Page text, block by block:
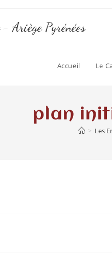
Ariège Pyrénées
Accueil Le
plan
> Les